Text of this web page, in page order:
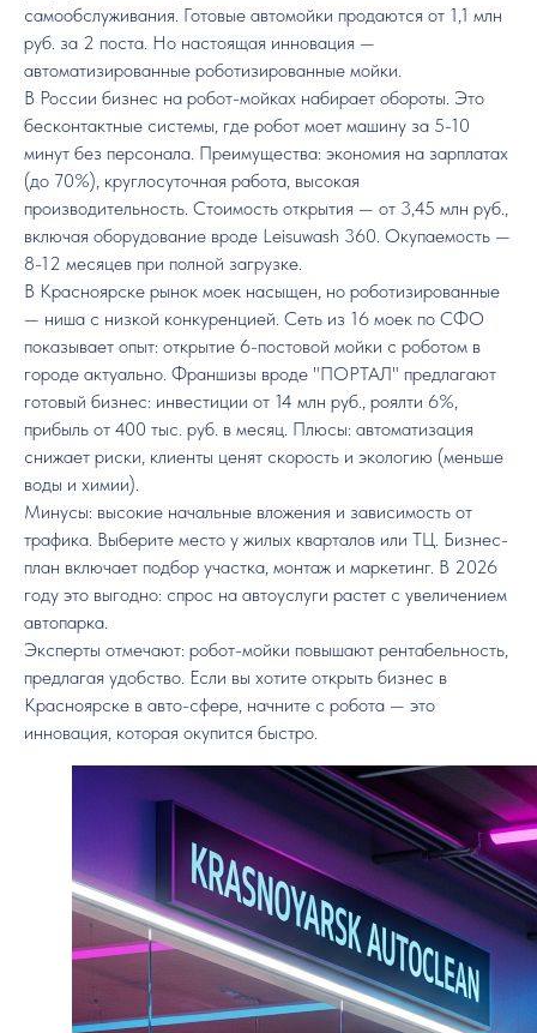
самообслуживания. Готовые автомойки продаются от 1,1 млн
руб. за 2 поста. Но настоящая инновация —
автоматизированные роботизированные мойки.
В России бизнес на робот-мойках набирает обороты. Это
бесконтактные системы, где робот моет машину за 5-10
минут без персонала. Преимущества: экономия на зарплатах
(до 70%), круглосуточная работа, высокая
производительность. Стоимость открытия — от 3,45 млн руб.,
включая оборудование вроде Leisuwash 360. Окупаемость —
8-12 месяцев при полной загрузке.
В Красноярске рынок моек насыщен, но роботизированные
— ниша с низкой конкуренцией. Сеть из 16 моек по СФО
показывает опыт: открытие 6-постовой мойки с роботом в
городе актуально. Франшизы вроде "ПОРТАЛ" предлагают
готовый бизнес: инвестиции от 14 млн руб., роялти 6%,
прибыль от 400 тыс. руб. в месяц. Плюсы: автоматизация
снижает риски, клиенты ценят скорость и экологию (меньше
воды и химии).
Минусы: высокие начальные вложения и зависимость от
трафика. Выберите место у жилых кварталов или ТЦ. Бизнес-
план включает подбор участка, монтаж и маркетинг. В 2026
году это выгодно: спрос на автоуслуги растет с увеличением
автопарка.
Эксперты отмечают: робот-мойки повышают рентабельность,
предлагая удобство. Если вы хотите открыть бизнес в
Красноярске в авто-сфере, начните с робота — это
инновация, которая окупится быстро.